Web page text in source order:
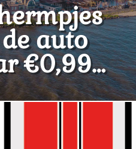
auto
€0,99…